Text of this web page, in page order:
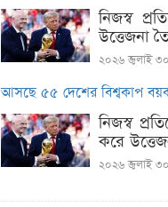
নিজস্ব
উত্তেজনা
২০২৬ জুলাই
আসছে ৫৫ দেশের বিশ্বকাপ
নিজস্ব
করে
২০২৬ জুলাই